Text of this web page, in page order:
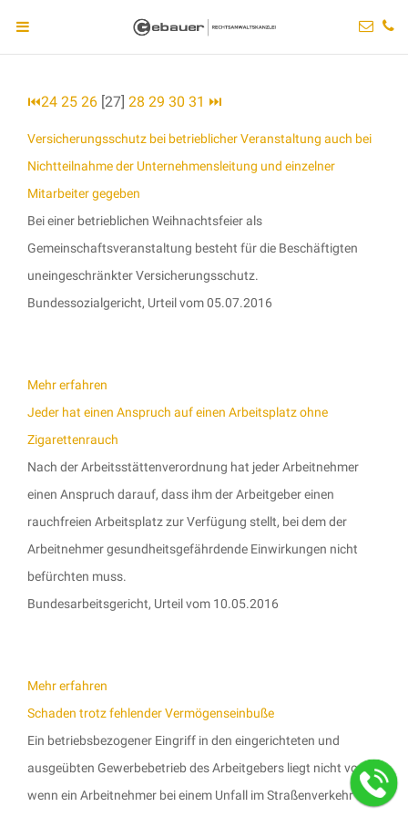
⏮24 25 26 [27] 28 29 30 31 ⏭
Versicherungsschutz bei betrieblicher Veranstaltung auch bei
Nichtteilnahme der Unternehmensleitung und einzelner
Mitarbeiter gegeben
Bei einer betrieblichen Weihnachtsfeier als
Gemeinschaftsveranstaltung besteht für die Beschäftigten
uneingeschränkter Versicherungsschutz.
Bundessozialgericht, Urteil vom 05.07.2016
Mehr erfahren
Jeder hat einen Anspruch auf einen Arbeitsplatz ohne
Zigarettenrauch
Nach der Arbeitsstättenverordnung hat jeder Arbeitnehmer
einen Anspruch darauf, dass ihm der Arbeitgeber einen
rauchfreien Arbeitsplatz zur Verfügung stellt, bei dem der
Arbeitnehmer gesundheitsgefährdende Einwirkungen nicht
befürchten muss.
Bundesarbeitsgericht, Urteil vom 10.05.2016
Mehr erfahren
Schaden trotz fehlender Vermögenseinbuße
Ein betriebsbezogener Eingriff in den eingerichteten und
ausgeübten Gewerbebetrieb des Arbeitgebers liegt nicht vor,
wenn ein Arbeitnehmer bei einem Unfall im Straßenverkehr